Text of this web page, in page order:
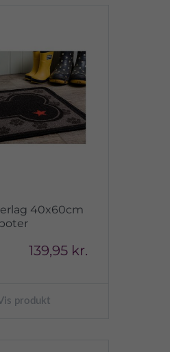
40x60cm
139,95 kr.
produkt